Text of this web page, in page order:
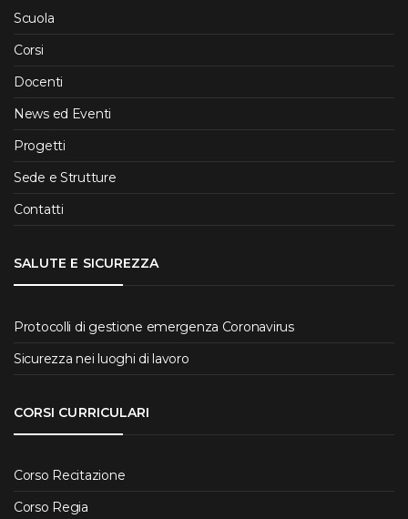
Scuola
Corsi
Docenti
News ed Eventi
Progetti
Sede e Strutture
Contatti
SALUTE E SICUREZZA
Protocolli di gestione emergenza Coronavirus
Sicurezza nei luoghi di lavoro
CORSI CURRICULARI
Corso Recitazione
Corso Regia